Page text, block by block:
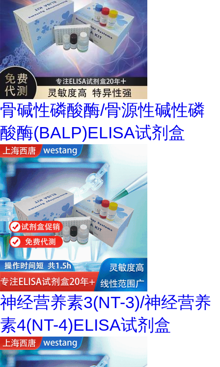
骨碱性磷酸酶/骨源性碱性磷
酸酶(BALP)ELISA试剂盒
神经营养素3(NT-3)/神经营养
素4(NT-4)ELISA试剂盒